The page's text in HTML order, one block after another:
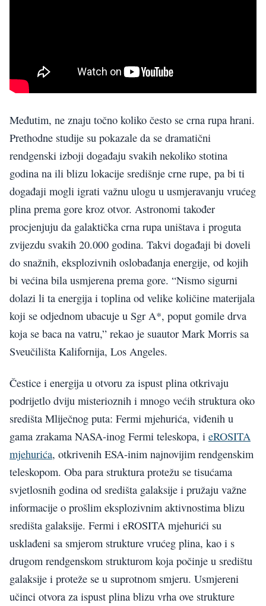
Međutim, ne znaju točno koliko često se crna rupa hrani.
Prethodne studije su pokazale da se dramatični
rendgenski izboji događaju svakih nekoliko stotina
godina na ili blizu lokacije središnje crne rupe, pa bi ti
događaji mogli igrati važnu ulogu u usmjeravanju vrućeg
plina prema gore kroz otvor. Astronomi također
procjenjuju da galaktička crna rupa uništava i proguta
zvijezdu svakih 20.000 godina. Takvi događaji bi doveli
do snažnih, eksplozivnih oslobađanja energije, od kojih
bi većina bila usmjerena prema gore. “Nismo sigurni
dolazi li ta energija i toplina od velike količine materijala
koji se odjednom ubacuje u Sgr A*, poput gomile drva
koja se baca na vatru,” rekao je suautor Mark Morris sa
Sveučilišta Kalifornija, Los Angeles.
Čestice i energija u otvoru za ispust plina otkrivaju
podrijetlo dviju misterioznih i mnogo većih struktura oko
središta Mliječnog puta: Fermi mjehurića, viđenih u
gama zrakama NASA-inog Fermi teleskopa, i eROSITA
mjehurića, otkrivenih ESA-inim najnovijim rendgenskim
teleskopom. Oba para struktura protežu se tisućama
svjetlosnih godina od središta galaksije i pružaju važne
informacije o prošlim eksplozivnim aktivnostima blizu
središta galaksije. Fermi i eROSITA mjehurići su
usklađeni sa smjerom strukture vrućeg plina, kao i s
drugom rendgenskom strukturom koja počinje u središtu
galaksije i proteže se u suprotnom smjeru. Usmjereni
učinci otvora za ispust plina blizu vrha ove strukture